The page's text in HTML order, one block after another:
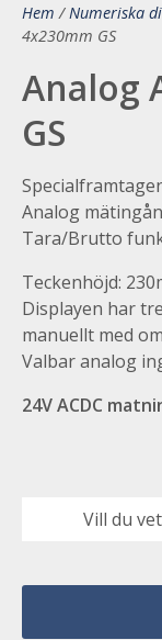
Hem / Numeriska
4x230mm GS
Analog
GS
Analog
Tara/Brutto
Teckenhöjd:
Displayen har
manuellt med
Valbar analog
24V ACDC
Vill du